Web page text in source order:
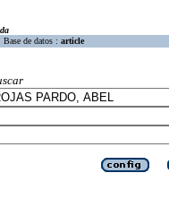
Base de datos : article